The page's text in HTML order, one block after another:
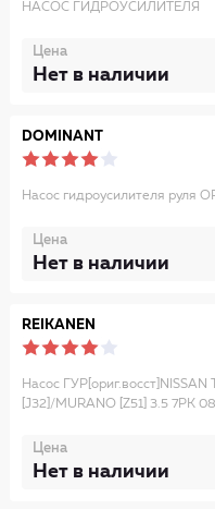
НАСОС ГИДРОУСИЛИТЕЛЯ
Цена
Нет в наличии
DOMINANT
Насос гидроусилителя руля
Цена
Нет в наличии
REIKANEN
Насос ГУР[ориг.восст]NISSAN
[J32]/MURANO [Z51] 3.5 7PK
Цена
Нет в наличии